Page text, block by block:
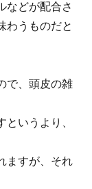
などが配合さ
わうものだと
で、頭皮の雑
いうより、
ますが、それ